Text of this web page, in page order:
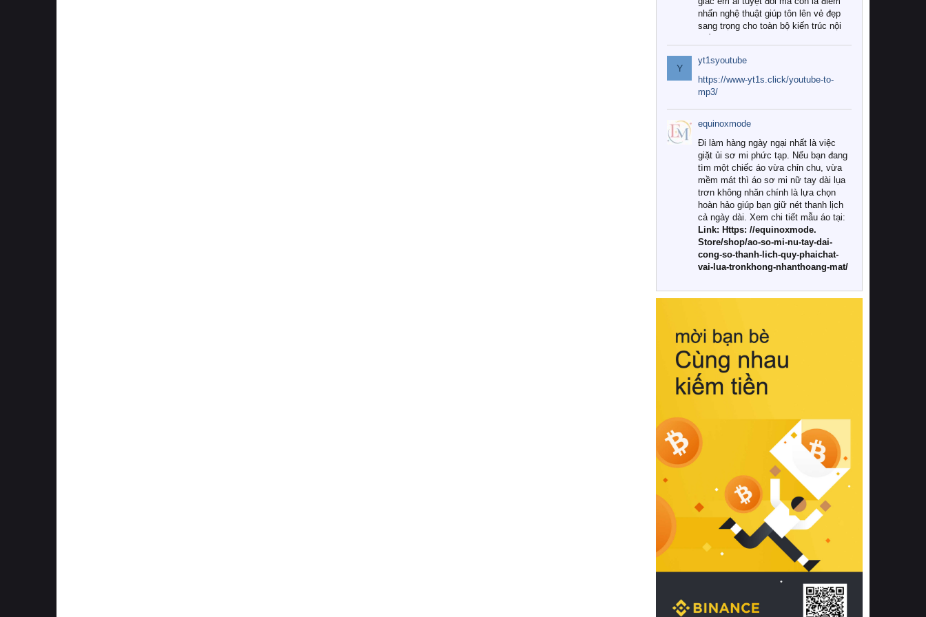
nhấn nghệ thuật giúp tôn lên vẻ đẹp
sang trọng cho toàn bộ kiến trúc nội
Tuy nhiên, giữa thị trường đa dạng
với vô vàn thương hiệu và mẫu mã
như hiện nay, làm thế nào để chọn
được những bộ chăn ga gối đệm cao
cấp thực sự chất lượng, phù hợp với
khí hậu và nhu cầu sử dụng của gia
đình? Hãy cùng chúng tôi đi tìm lời
giải đáp chi tiết qua bài viết dưới đây.
1. Tại sao các gia đình hiện đại lại ưa
chuộng chăn ga gối đệm cao cấp?
Khác với các dòng sản phẩm thông
thường, những bộ chăn ga gối đệm
cao cấp trải qua quy trình sản xuất
nghiêm ngặt từ khâu chọn lọc nguyên
liệu tự nhiên đến công nghệ dệt
nhuộm hiện đại không chứa hóa chất
này, bạn sẽ cảm nhận rõ rệt sự khác
hồi chuẩn xác của phần đệm nâng đỡ
cột sống.
Bên cạnh đó, việc lựa chọn các dòng
sản phẩm đạt chuẩn chất lượng quốc
tế còn giúp ngăn ngừa tình trạng kích
khuẩn và nấm mốc trong điều kiện
thời tiết nóng ẩm. Bạn có thể tìm hiểu
thêm các nghiên cứu khoa học về tác
động của giấc ngủ và môi trường
phòng ngủ đối với sức khỏe con
người tại Sleep Foundation (External
Link) để có cái nhìn toàn diện hơn.
2. Các tiêu chí vàng khi lựa chọn
chăn ga gối đệm cao cấp cho phòng
ngủ
Để sở hữu một bộ chăn ga gối đệm
cao cấp hoàn hảo cả về thẩm mỹ lẫn
công năng, người tiêu dùng cần cân
nhắc kỹ lưỡng các tiêu chí quan trọng
Y
yt1syoutube
https://www-yt1s.click/youtube-to-
mp3/
equinoxmode
Đi làm hàng ngày ngại nhất là việc
giặt ủi sơ mi phức tạp. Nếu bạn đang
tìm một chiếc áo vừa chỉn chu, vừa
mềm mát thì áo sơ mi nữ tay dài lụa
trơn không nhăn chính là lựa chọn
hoàn hảo giúp bạn giữ nét thanh lịch
cả ngày dài. Xem chi tiết mẫu áo tại:
Link: Https: //equinoxmode.
Store/shop/ao-so-mi-nu-tay-dai-
cong-so-thanh-lich-quy-phaichat-
vai-lua-tronkhong-nhanthoang-mat/